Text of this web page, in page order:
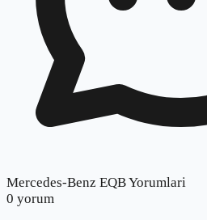
Mercedes-Benz EQB Yorumlari
0 yorum